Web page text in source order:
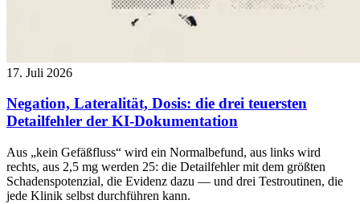
17. Juli 2026
Negation, Lateralität, Dosis: die drei teuersten
Detailfehler der KI-Dokumentation
Aus „kein Gefäßfluss“ wird ein Normalbefund, aus links wird
rechts, aus 2,5 mg werden 25: die Detailfehler mit dem größten
Schadenspotenzial, die Evidenz dazu — und drei Testroutinen, die
jede Klinik selbst durchführen kann.